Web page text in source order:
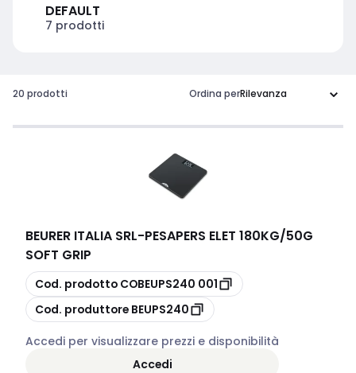
DEFAULT
7 prodotti
20 prodotti Ordina per
BEURER ITALIA SRL-PESAPERS ELET 180KG/50G
SOFT GRIP
copia
Cod. prodotto
COBEUPS240 001
copia
Cod. produttore BEUPS240
Accedi per visualizzare prezzi e disponibilità
Accedi